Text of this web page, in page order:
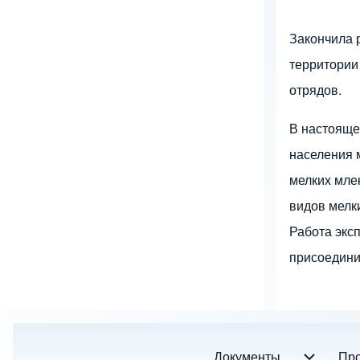
Закончила
отрядов.
В
населения
мелких
видов
Работа